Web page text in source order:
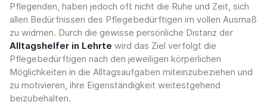
Pflegenden, haben jedoch oft nicht die Ruhe und Zeit, sich
allen Bedürfnissen des Pflegebedürftigen im vollen Ausmaß
zu widmen. Durch die gewisse persönliche Distanz der
Alltagshelfer in Lehrte wird das Ziel verfolgt die
Pflegebedürftigen nach den jeweiligen körperlichen
Möglichkeiten in die Alltagsaufgaben miteinzubeziehen und
zu motivieren, ihre Eigenständigkeit weitestgehend
beizubehalten.